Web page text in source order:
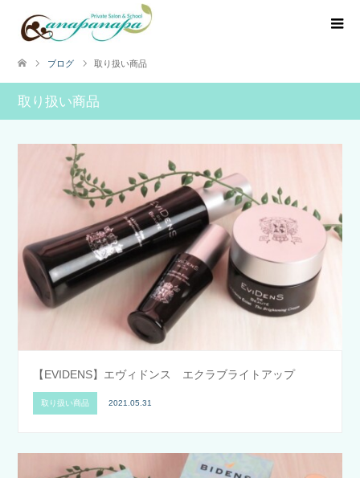
ブログ 取り扱い商品
取り扱い商品
【EVIDENS】エヴィドンス エクラブライトアップ
取り扱い商品 2021.05.31